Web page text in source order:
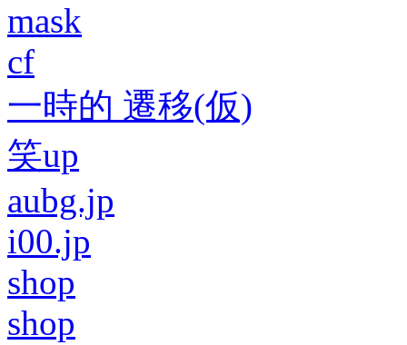
mask
cf
一時的 遷移(仮)
笑up
aubg.jp
i00.jp
shop
shop